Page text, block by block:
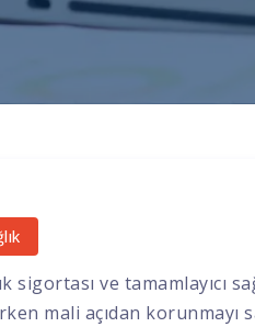
sigortası ve tamamlayıcı
mali açıdan